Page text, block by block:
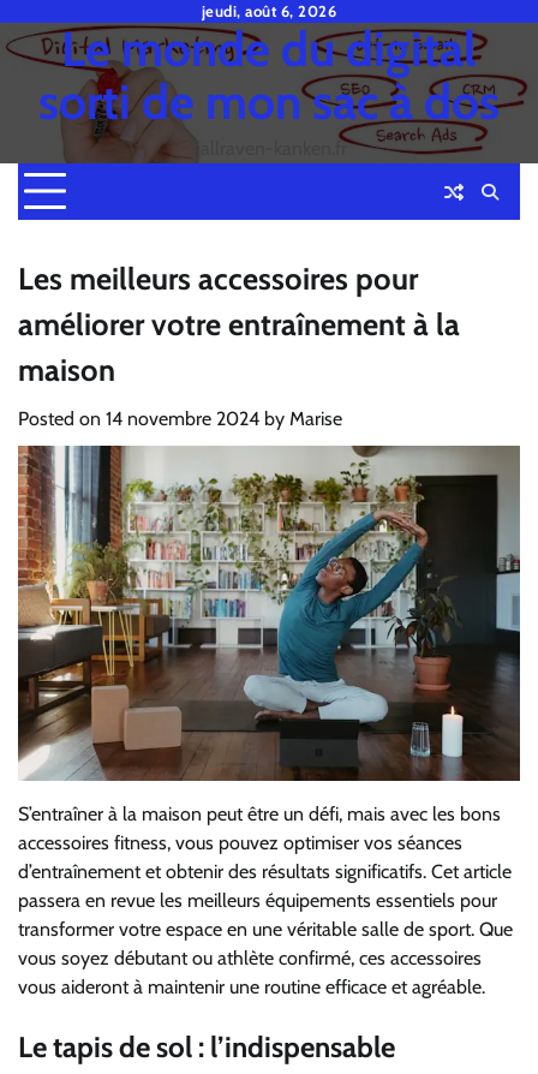
to
content
jeudi, août 6, 2026
Le monde du digital
sorti de mon sac à dos
fjallraven-kanken.fr
Les meilleurs accessoires pour
améliorer votre entraînement à la
maison
Posted on 14 novembre 2024 by Marise
S’entraîner à la maison peut être un défi, mais avec les bons
accessoires fitness, vous pouvez optimiser vos séances
d’entraînement et obtenir des résultats significatifs. Cet article
passera en revue les meilleurs équipements essentiels pour
transformer votre espace en une véritable salle de sport. Que
vous soyez débutant ou athlète confirmé, ces accessoires
vous aideront à maintenir une routine efficace et agréable.
Le tapis de sol : l’indispensable